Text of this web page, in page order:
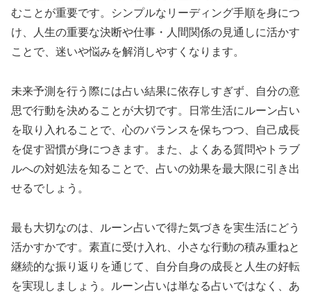
むことが重要です。シンプルなリーディング手順を身につ
け、人生の重要な決断や仕事・人間関係の見通しに活かす
ことで、迷いや悩みを解消しやすくなります。
未来予測を行う際には占い結果に依存しすぎず、自分の意
思で行動を決めることが大切です。日常生活にルーン占い
を取り入れることで、心のバランスを保ちつつ、自己成長
を促す習慣が身につきます。また、よくある質問やトラブ
ルへの対処法を知ることで、占いの効果を最大限に引き出
せるでしょう。
最も大切なのは、ルーン占いで得た気づきを実生活にどう
活かすかです。素直に受け入れ、小さな行動の積み重ねと
継続的な振り返りを通じて、自分自身の成長と人生の好転
を実現しましょう。ルーン占いは単なる占いではなく、あ